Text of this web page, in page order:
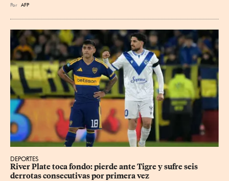
Por AFP
DEPORTES
River Plate toca fondo: pierde ante Tigre y sufre seis
derrotas consecutivas por primera vez